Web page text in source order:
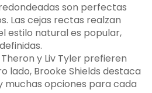
son perfectas
Las cejas rectas realzan
estilo natural es popular,
y Liv Tyler prefieren
lado, Brooke Shields destaca
muchas opciones para cada